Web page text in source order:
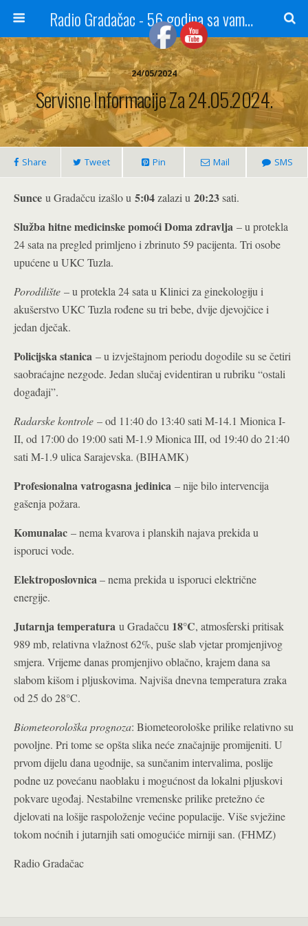
Radio Gradačac - 56 godina sa vama...
24/05/2024
Servisne Informacije Za 24.05.2024.
Share Tweet Pin Mail SMS
Sunce u Gradačcu izašlo u 5:04zalazi u 20:23sati.
Služba hitne medicinske pomoći Doma zdravlja – u protekla
24 sata na pregled primljeno i zbrinuto 59 pacijenta. Tri osobe
upućene u UKC Tuzla.
Porodilište – u protekla 24 sata u Klinici za ginekologiju i
akušerstvo UKC Tuzla rođene su tri bebe, dvije djevojčice i
jedan dječak.
Policijska stanica – u izvještajnom periodu dogodile su se četiri
saobraćajne nezgode. Jedan slučaj evidentiran u rubriku “ostali
događaji”.
Radarske kontrole – od 11:40 do 13:40 sati M-14.1 Mionica I-
II, od 17:00 do 19:00 sati M-1.9 Mionica III, od 19:40 do 21:40
sati M-1.9 ulica Sarajevska. (BIHAMK)
Profesionalna vatrogasna jedinica – nije bilo intervencija
gašenja požara.
Komunalac – nema kvarova i planskih najava prekida u
isporuci vode.
Elektroposlovnica– nema prekida u isporuci električne
energije.
Jutarnja temperatura u Gradačcu 18°C, atmosferski pritisak
989 mb, relativna vlažnost 62%, puše slab vjetar promjenjivog
smjera. Vrijeme danas promjenjivo oblačno, krajem dana sa
slabom kišom i pljuskovima. Najviša dnevna temperatura zraka
od 25 do 28°C.
Biometeorološka prognoza: Biometeorološke prilike relativno su
povoljne. Pri tome se opšta slika neće značajnije promijeniti. U
prvom dijelu dana ugodnije, sa sunčanim intervalima, poslije
podne uz povećanu naoblaku i mogućnost da lokalni pljuskovi
pokvare ugođaj. Nestabilne vremenske prilike pretežno će
djelovati na lošije raspoloženje većine populacije. Više svježine
tokom noćnih i jutarnjih sati omogućiće mirniji san. (FHMZ)
Radio Gradačac